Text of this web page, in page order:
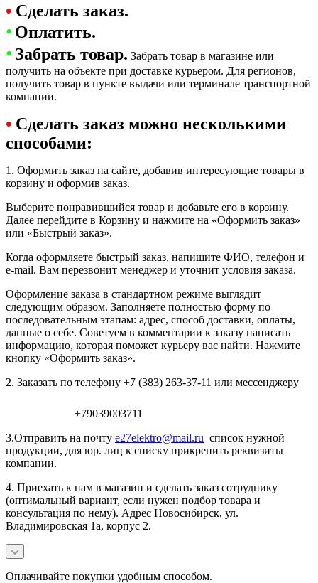
• Сделать заказ.
• Оплатить.
• Забрать товар. Забрать товар в магазине или
получить на объекте при доставке курьером. Для регионов,
получить товар в пункте выдачи или терминале транспортной
компании.
• Сделать заказ можно несколькими
способами:
1. Оформить заказ на сайте, добавив интересующие товары в
корзину и оформив заказ.
Выберите понравившийся товар и добавьте его в корзину.
Далее перейдите в Корзину и нажмите на «Оформить заказ»
или «Быстрый заказ».
Когда оформляете быстрый заказ, напишите ФИО, телефон и
e-mail. Вам перезвонит менеджер и уточнит условия заказа.
Оформление заказа в стандартном режиме выглядит
следующим образом. Заполняете полностью форму по
последовательным этапам: адрес, способ доставки, оплаты,
данные о себе. Советуем в комментарии к заказу написать
информацию, которая поможет курьеру вас найти. Нажмите
кнопку «Оформить заказ».
2. Заказать по телефону +7 (383) 263-37-11 или мессенджеру
+79039003711
3.Отправить на почту e27elektro@mail.ru список нужной
продукции, для юр. лиц к списку прикрепить реквизиты
компании.
4. Приехать к нам в магазин и сделать заказ сотруднику
(оптимальный вариант, если нужен подбор товара и
консультация по нему). Адрес Новосибирск, ул.
Владимировская 1а, корпус 2.
Оплачивайте покупки удобным способом.